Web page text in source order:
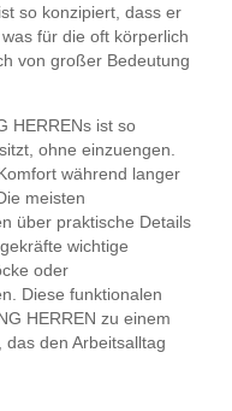
so konzipiert, dass er
für die oft körperlich
von großer Bedeutung
HERRENs ist so
ohne einzuengen.
während langer
meisten
über praktische Details
wichtige
oder
Diese funktionalen
HERREN zu einem
den Arbeitsalltag